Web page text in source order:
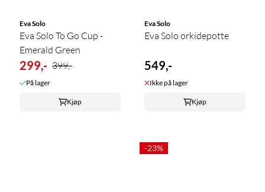
Eva Solo
Eva Solo To Go Cup -
Emerald Green
299,- 399,-
På lager
Kjøp
Eva Solo
Eva Solo orkidepotte
549,-
Ikke på lager
Kjøp
-23%